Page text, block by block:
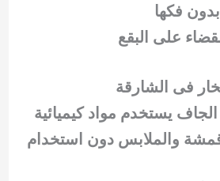
فكها
على البقع
فى الشارقة
يستخدم مواد كيميائية
والملابس دون استخدام